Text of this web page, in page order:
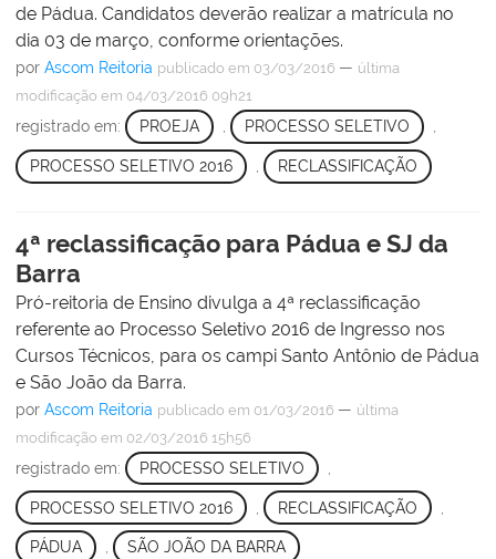
de Pádua. Candidatos deverão realizar a matrícula no
dia 03 de março, conforme orientações.
por Ascom Reitoria publicado em 03/03/2016 — última
modificação em 04/03/2016 09h21
registrado em: PROEJA , PROCESSO SELETIVO ,
PROCESSO SELETIVO 2016 RECLASSIFICAÇÃO
4ª reclassificação para Pádua e SJ da
Barra
Pró-reitoria de Ensino divulga a 4ª reclassificação
referente ao Processo Seletivo 2016 de Ingresso nos
Cursos Técnicos, para os campi Santo Antônio de Pádua
e São João da Barra.
por Ascom Reitoria publicado em 01/03/2016 — última
modificação em 02/03/2016 15h56
registrado em: PROCESSO SELETIVO
PROCESSO SELETIVO 2016 RECLASSIFICAÇÃO
PÁDUA , SÃO JOÃO DA BARRA